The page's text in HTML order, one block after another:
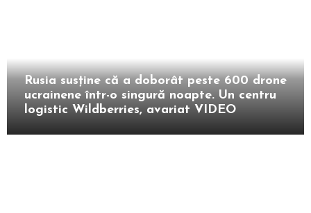
Rusia susține că a doborât peste 600 drone
ucrainene într-o singură noapte. Un centru
logistic Wildberries, avariat VIDEO